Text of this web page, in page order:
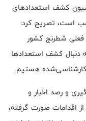
کشف استعدادهای
است، تصریح کرد:
شطرنج کشور
دنبال کشف استعدادها
هستیم.
و رصد اخبار و
اقدامات صورت گرفته،